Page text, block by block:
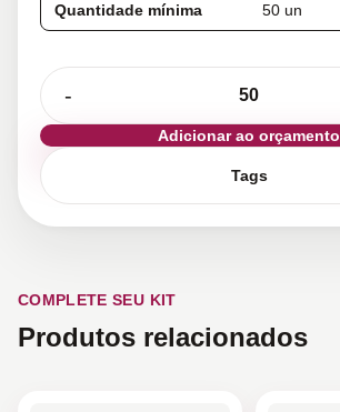
Quantidade mínima 50 un
-
Adicionar ao orçamento
Tags
COMPLETE SEU KIT
Produtos relacionados